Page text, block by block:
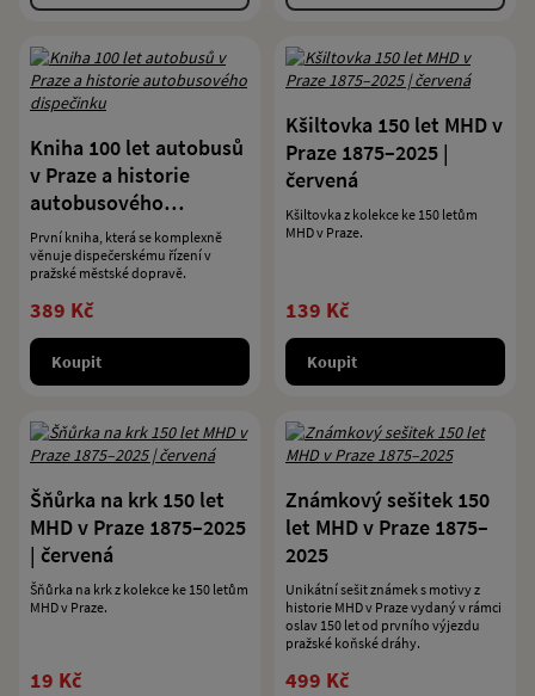
Kniha 100 let autobusů
v Praze a historie
autobusového
dispečinku
První kniha, která se komplexně
věnuje dispečerskému řízení v
pražské městské dopravě.
389 Kč
Koupit
Kšiltovka 150 let MHD v
Praze 1875–2025 |
červená
Kšiltovka z kolekce ke 150 letům
MHD v Praze.
139 Kč
Koupit
Šňůrka na krk 150 let
MHD v Praze 1875–2025
| červená
Šňůrka na krk z kolekce ke 150 letům
MHD v Praze.
19 Kč
Známkový sešitek 150
let MHD v Praze 1875–
2025
Unikátní sešit známek s motivy z
historie MHD v Praze vydaný v rámci
oslav 150 let od prvního výjezdu
pražské koňské dráhy.
499 Kč